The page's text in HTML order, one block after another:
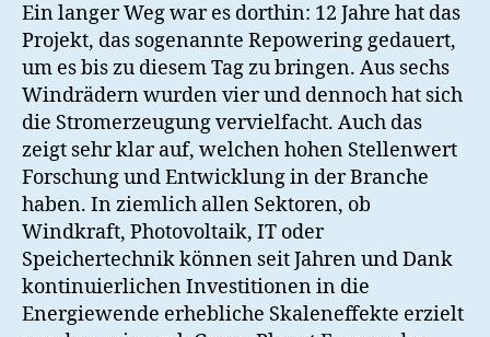
Ein langer Weg war es dorthin: 12 Jahre hat das
Projekt, das sogenannte Repowering gedauert,
um es bis zu diesem Tag zu bringen. Aus sechs
Windrädern wurden vier und dennoch hat sich
die Stromerzeugung vervielfacht. Auch das
zeigt sehr klar auf, welchen hohen Stellenwert
Forschung und Entwicklung in der Branche
haben. In ziemlich allen Sektoren, ob
Windkraft, Photovoltaik, IT oder
Speichertechnik können seit Jahren und Dank
kontinuierlichen Investitionen in die
Energiewende erhebliche Skaleneffekte erzielt